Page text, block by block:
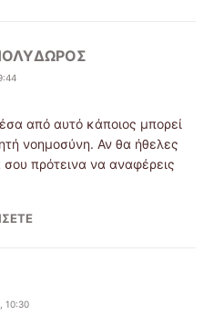
από αυτό κάποιος μπορεί
νοημοσύνη. Αν θα ήθελες
σου πρότεινα να αναφέρεις
10:30